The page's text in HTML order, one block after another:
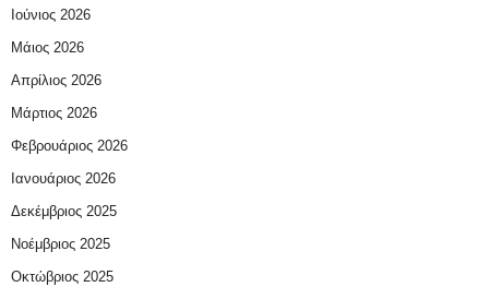
Ιούνιος 2026
Μάιος 2026
Απρίλιος 2026
Μάρτιος 2026
Φεβρουάριος 2026
Ιανουάριος 2026
Δεκέμβριος 2025
Νοέμβριος 2025
Οκτώβριος 2025